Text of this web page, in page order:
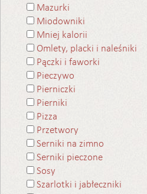
Mazurki
Miodowniki
Mniej kalorii
Omlety, placki i naleśniki
Pączki i faworki
Pieczywo
Pierniczki
Pierniki
Pizza
Przetwory
Serniki na zimno
Serniki pieczone
Sosy
Szarlotki i jabłeczniki